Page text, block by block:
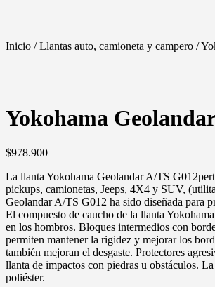
Inicio /Llantas auto, camioneta y campero /
Yokohama
$978.900
La llanta Yokohama Geolandar A/TS
pickups, camionetas, Jeeps, 4X4 y SUV,
Geolandar A/TS G012 ha sido diseñada para
El compuesto de caucho de la llanta
en los hombros. Bloques intermedios con
permiten mantener la rigidez y mejorar los
también mejoran el desgaste. Protectores
llanta de impactos con piedras u obstáculos.
poliéster.